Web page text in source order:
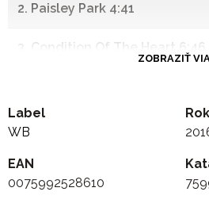
2. Paisley Park 4:41
3. Condition Of The Heart 6:46
5. Tamborine 2:46
-
ZOBRAZIŤ
Label
WB
EAN
0075992528610